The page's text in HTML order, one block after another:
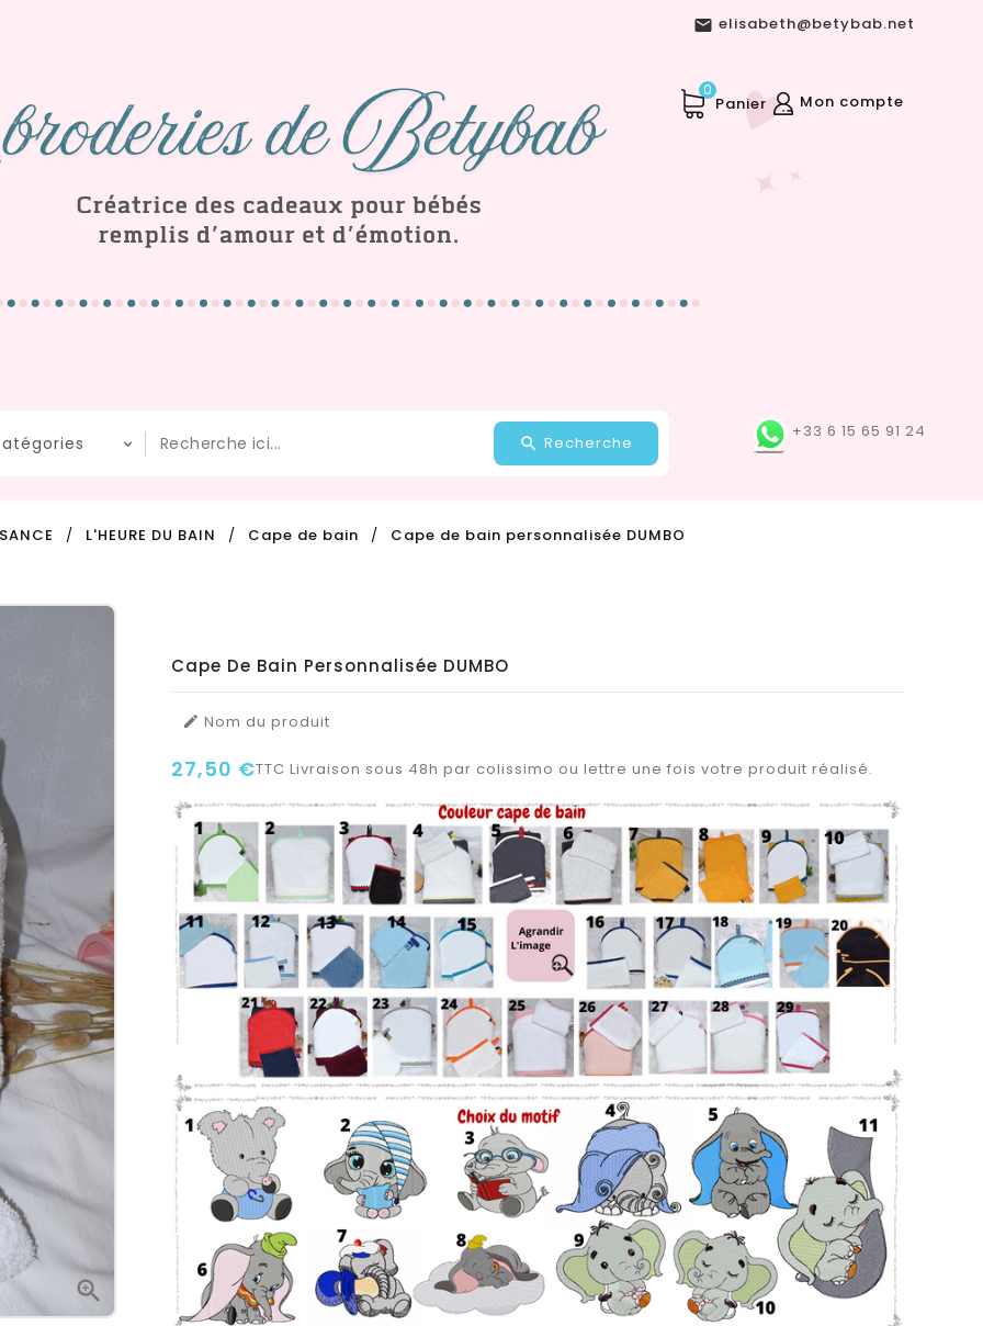
 elisabeth@betybab.net
Mon compte
Panier
0
+33 6 15 65 91 24
Recherche
L'HEURE DU BAIN Cape de bain Cape de bain personnalisée DUMBO

Cape De Bain Personnalisée DUMBO
 Nom du produit
27,50 €TTC Livraison sous 48h par colissimo ou lettre une fois votre produit réalisé.